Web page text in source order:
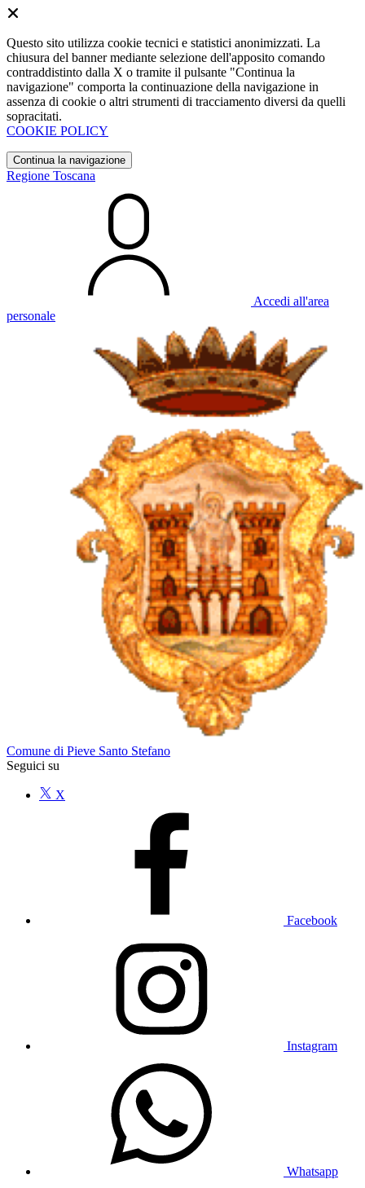
Questo sito utilizza cookie tecnici e statistici anonimizzati. La
chiusura del banner mediante selezione dell'apposito comando
contraddistinto dalla X o tramite il pulsante "Continua la
navigazione" comporta la continuazione della navigazione in
assenza di cookie o altri strumenti di tracciamento diversi da quelli
sopracitati.
COOKIE POLICY
Continua la navigazione
Regione Toscana
Accedi all'area
personale
Comune di Pieve Santo Stefano
Seguici su
X
Facebook
Instagram
Whatsapp